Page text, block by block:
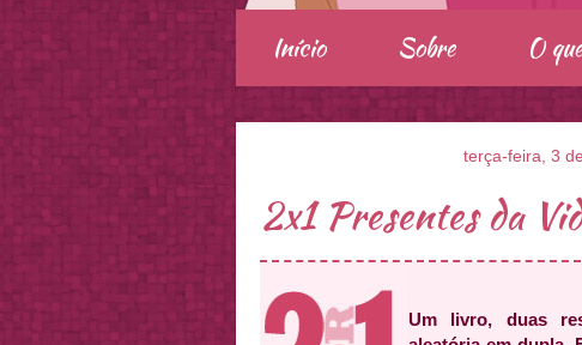
Início Sobre O
terça-feira, 3
2x1 Presentes da
Um livro, duas